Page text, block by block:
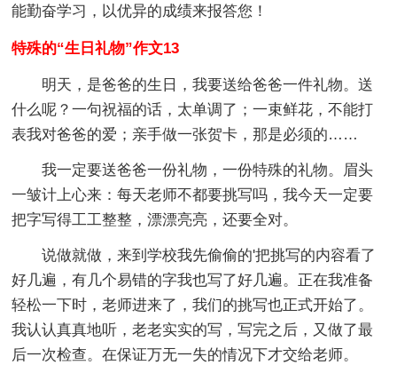
能勤奋学习，以优异的成绩来报答您！
特殊的“生日礼物”作文13
明天，是爸爸的生日，我要送给爸爸一件礼物。送
什么呢？一句祝福的话，太单调了；一束鲜花，不能打
表我对爸爸的爱；亲手做一张贺卡，那是必须的……
我一定要送爸爸一份礼物，一份特殊的礼物。眉头
一皱计上心来：每天老师不都要挑写吗，我今天一定要
把字写得工工整整，漂漂亮亮，还要全对。
说做就做，来到学校我先偷偷的'把挑写的内容看了
好几遍，有几个易错的字我也写了好几遍。正在我准备
轻松一下时，老师进来了，我们的挑写也正式开始了。
我认认真真地听，老老实实的写，写完之后，又做了最
后一次检查。在保证万无一失的情况下才交给老师。